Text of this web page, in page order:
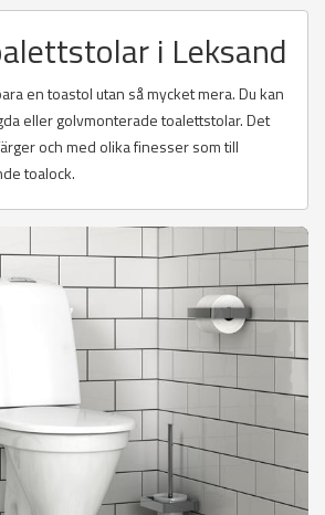
i Leksand
en toastol utan så mycket mera. Du kan
eller golvmonterade toalettstolar. Det
och med olika finesser som till
toalock.